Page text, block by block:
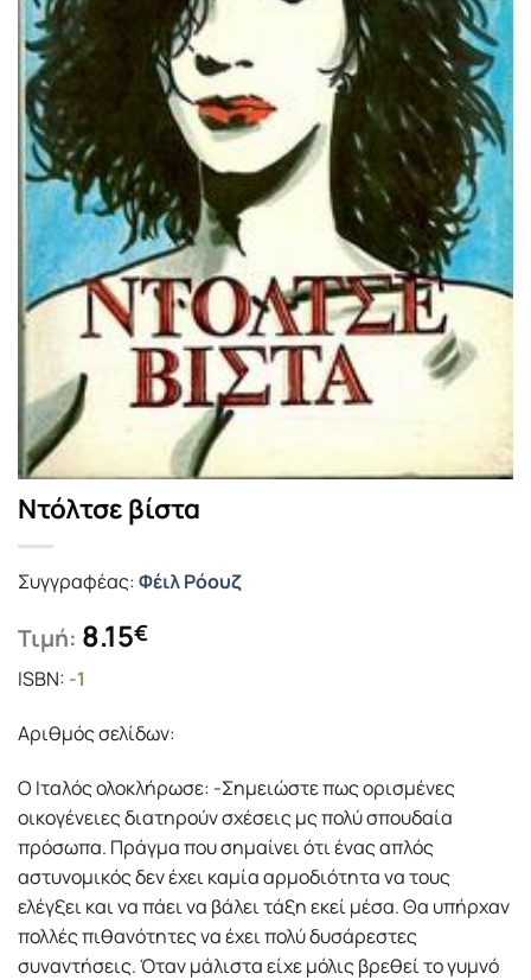
Ντόλτσε βίστα
Συγγραφέας:Φέιλ Ρόουζ
Τιμή: 8.15€
ISBN: -1
Αριθμός σελίδων:
Ο Ιταλός ολοκλήρωσε: -Σημειώστε πως ορισμένες
οικογένειες διατηρούν σχέσεις μς πολύ σπουδαία
πρόσωπα. Πράγμα που σημαίνει ότι ένας απλός
αστυνομικός δεν έχει καμία αρμοδιότητα να τους
ελέγξει και να πάει να βάλει τάξη εκεί μέσα. Θα υπήρχαν
πολλές πιθανότητες να έχει πολύ δυσάρεστες
συναντήσεις. Όταν μάλιστα είχε μόλις βρεθεί το γυμνό